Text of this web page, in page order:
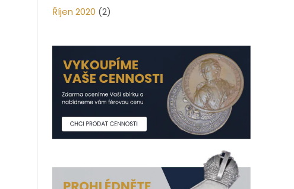
Říjen 2020 (2)